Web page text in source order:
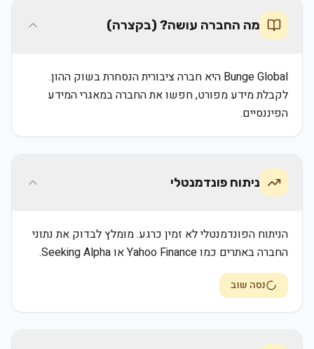
מה החברה עושה? (בקצרה)
Bunge Global היא חברה ציבורית הנסחרת בשוק ההון.
לקבלת מידע מפורט, חפשו את החברה במאגרי המידע
הפיננסיים.
ניתוח פונדמנטלי
הניתוח הפונדמנטלי לא זמין כרגע. מומלץ לבדוק את נתוני
החברה באתרים כמו Yahoo Finance או Seeking Alpha.
נסה שוב